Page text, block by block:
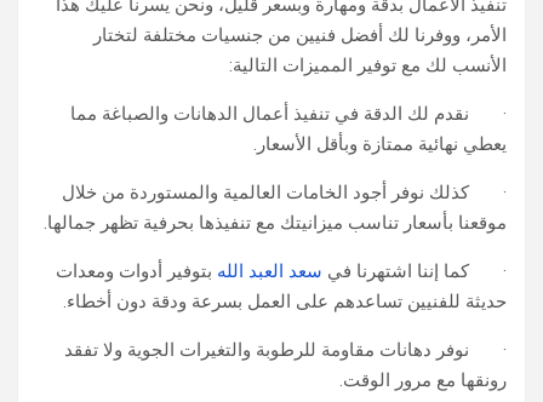
تنفيذ الأعمال بدقة ومهارة وبسعر قليل، ونحن يسرنا عليك هذا
الأمر، ووفرنا لك أفضل فنيين من جنسيات مختلفة لتختار
الأنسب لك مع توفير المميزات التالية:
· نقدم لك الدقة في تنفيذ أعمال الدهانات والصباغة مما
يعطي نهائية ممتازة وبأقل الأسعار.
· كذلك نوفر أجود الخامات العالمية والمستوردة من خلال
موقعنا بأسعار تناسب ميزانيتك مع تنفيذها بحرفية تظهر جمالها.
· كما إننا اشتهرنا في سعد العبد الله بتوفير أدوات ومعدات
حديثة للفنيين تساعدهم على العمل بسرعة ودقة دون أخطاء.
· نوفر دهانات مقاومة للرطوبة والتغيرات الجوية ولا تفقد
رونقها مع مرور الوقت.